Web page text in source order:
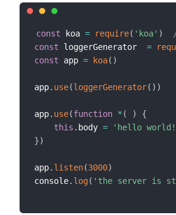
const koa = require( 'koa' )
const loggerGenerator =
const app = koa( )
app. use(loggerGenerator( ) )
app. use(function * ( )
{
this . body =
'hello
})
app. listen(3000)
console. log( 'the server is